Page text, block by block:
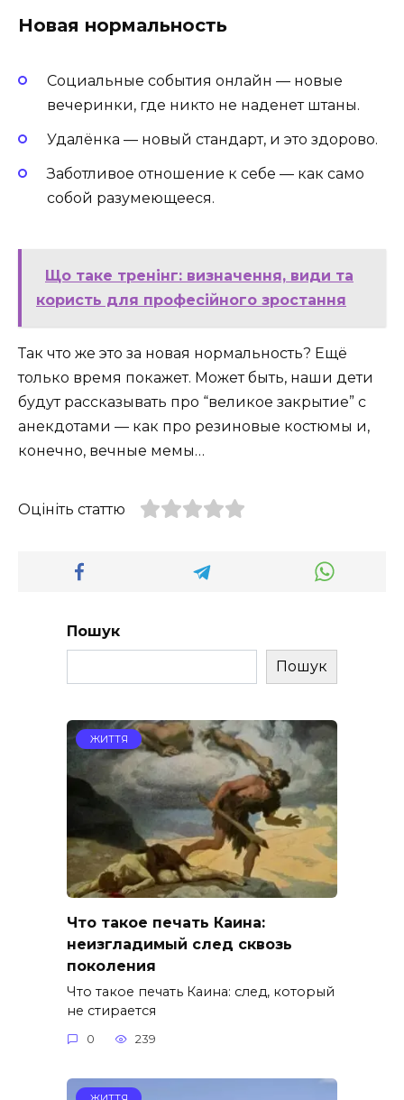
Новая нормальность
Социальные события онлайн — новые
вечеринки, где никто не наденет штаны.
Удалёнка — новый стандарт, и это здорово.
Заботливое отношение к себе — как само
собой разумеющееся.
Що таке тренінг: визначення, види та
користь для професійного зростання
Так что же это за новая нормальность? Ещё
только время покажет. Может быть, наши дети
будут рассказывать про “великое закрытие” с
анекдотами — как про резиновые костюмы и,
конечно, вечные мемы…
Оцініть статтю
Пошук
Пошук
ЖИТТЯ
Что такое печать Каина:
неизгладимый след сквозь
поколения
Что такое печать Каина: след, который
не стирается
0 239